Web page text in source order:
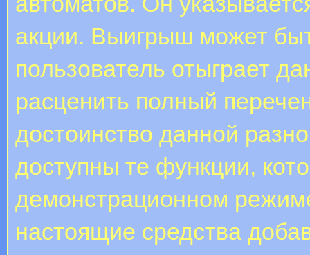
акции. Выигрыш может
пользователь отыграет
расценить полный
достоинство данной
доступны те функции,
демонстрационном
настоящие средства